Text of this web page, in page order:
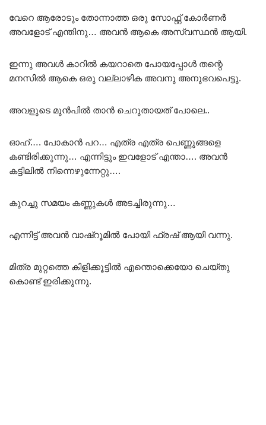
വേറെ ആരോടും തോന്നാത്ത ഒരു സോഫ്റ്റ്‌ കോർണർ
അവളോട് എന്തിനു… അവൻ ആകെ അസ്വസ്ഥൻ ആയി.
ഇന്നു അവൾ കാറിൽ കയറാതെ പോയപ്പോൾ തന്റെ
മനസിൽ ആകെ ഒരു വല്ലാഴിക അവനു അനുഭവപെട്ടു.
അവളുടെ മുൻപിൽ താൻ ചെറുതായത് പോലെ..
ഓഹ്…. പോകാൻ പറ… എത്ര എത്ര പെണ്ണുങ്ങളെ
കണ്ടിരിക്കുന്നു… എന്നിട്ടും ഇവളോട് എന്താ…. അവൻ
കട്ടിലിൽ നിന്നെഴുന്നേറ്റു….
കുറച്ചു സമയം കണ്ണുകൾ അടച്ചിരുന്നു…
എന്നിട്ട് അവൻ വാഷ്‌റൂമിൽ പോയി ഫ്രഷ് ആയി വന്നു.
മിത്ര മുറ്റത്തെ കിളിക്കൂട്ടിൽ എന്തൊക്കെയോ ചെയ്തു
കൊണ്ട് ഇരിക്കുന്നു.